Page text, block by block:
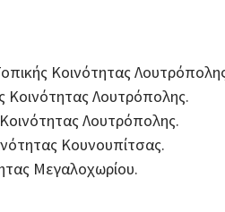
Κοινότητας
Λουτρόπολης.
Λουτρόπολης.
Κουνουπίτσας.
Μεγαλοχωρίου.